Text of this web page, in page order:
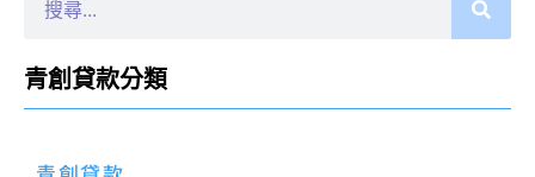
青創貸款分類